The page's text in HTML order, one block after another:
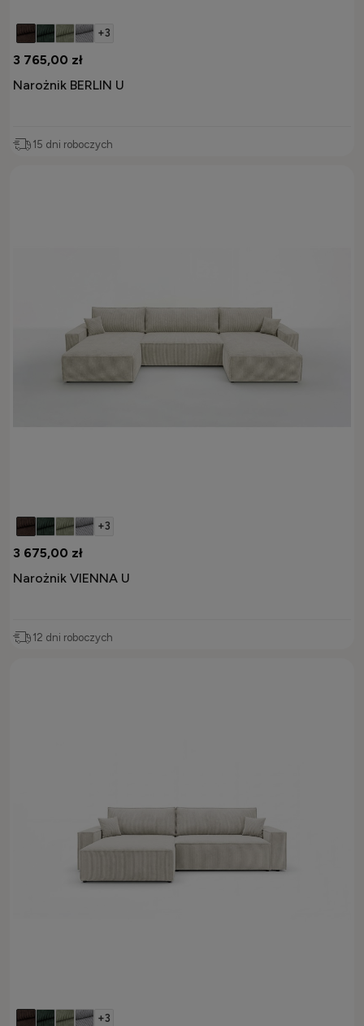
+3
3 765,00 zł
Narożnik BERLIN U
15 dni roboczych
+3
3 675,00 zł
Narożnik VIENNA U
12 dni roboczych
+3